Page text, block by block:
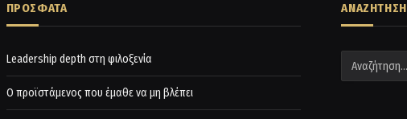
ΠΡΟΣΦΑΤΑ
Leadership depth στη φιλοξενία
Ο προϊστάμενος που έμαθε να μη βλέπει
ΑΝΑΖΗΤΗΣΗ